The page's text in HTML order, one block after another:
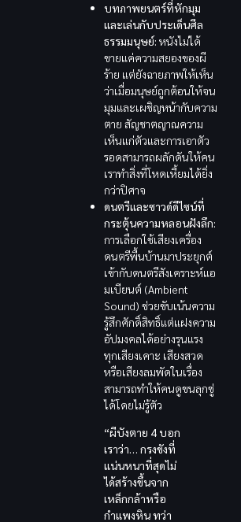
บทภาพยนตร์ที่หักมุม
และเล่นกับประเด็นศีล
ธรรมมนุษย์: หนังไม่ได้
ขายแค่ความสยองของผี
ร้าย แต่ยังฉายภาพให้เห็น
ว่าเมื่อมนุษย์ถูกต้อนให้จน
มุมและเผชิญหน้ากับความ
ตาย สัญชาตญาณความ
เห็นแก่ตัวและการเอาตัว
รอดสามารถผลักดันให้คน
เราทำสิ่งที่โหดเหี้ยมได้ยิ่ง
กว่าปิศาจ
ดนตรีและซาวด์ดีไซน์ที่
กระตุ้นความหลอนฝังลึก:
การเลือกใช้เสียงเครื่อง
ดนตรีพื้นบ้านมาประยุกต์
เข้ากับดนตรีสังเคราะห์แอ
มเบียนต์ (Ambient
Sound) ช่วยขับเน้นความ
รู้สึกศักดิ์สิทธิ์แต่แฝงความ
อัปมงคลได้อย่างรุนแรง
ทุกเสียงเคาะ เสียงสวด
หรือเสียงลมพัดในเรื่อง
สามารถทำให้คนดูขนลุกซู่
ได้โดยไม่รู้ตัว
“ผีบังตาย 4 บอก
เราว่า… กรงขังที่
แน่นหนาที่สุดไม่
ได้สร้างขึ้นจาก
เหล็กกล้าหรือ
กำแพงหิน ทว่า